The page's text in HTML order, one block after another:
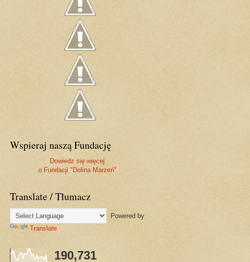
Wspieraj naszą Fundację
Dowiedz się więcej
o Fundacji "Dolina Marzeń"
Translate / Tłumacz
Powered by
Translate
190,731